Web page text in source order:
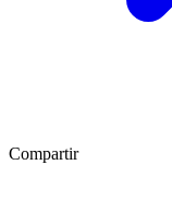
Compartir